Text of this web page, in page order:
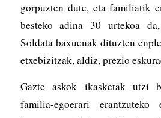
gorpuzten dute, eta familiatik
besteko adina 30 urtekoa
Soldata baxuenak dituzten
etxebizitzak, aldiz, prezio
Gazte askok ikasketak utzi
familia-egoerari erantzuteko